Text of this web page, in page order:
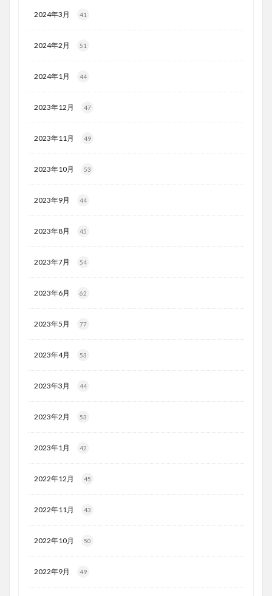
2024年3月 41
2024年2月 51
2024年1月 44
2023年12月 47
2023年11月 49
2023年10月 53
2023年9月 44
2023年8月 45
2023年7月 54
2023年6月 62
2023年5月 77
2023年4月 53
2023年3月 44
2023年2月 53
2023年1月 42
2022年12月 45
2022年11月 43
2022年10月 50
2022年9月 49